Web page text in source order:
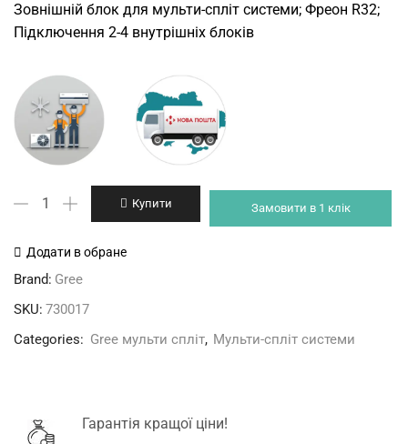
was:
is:
Зовнішній блок для мульти-спліт системи; Фреон R32;
Підключення 2-4 внутрішніх блоків
GWHD(36)NK6OO
4
блок
кількість
Купити Замовити в 1 клік
Додати в обране
Brand: Gree
SKU: 730017
Categories: Gree мульти спліт, Мульти-спліт системи
Гарантія кращої ціни!